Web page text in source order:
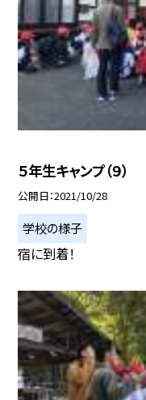
５年生キャンプ（９）
公開日 2021/10/28
学校の様子
宿に到着！